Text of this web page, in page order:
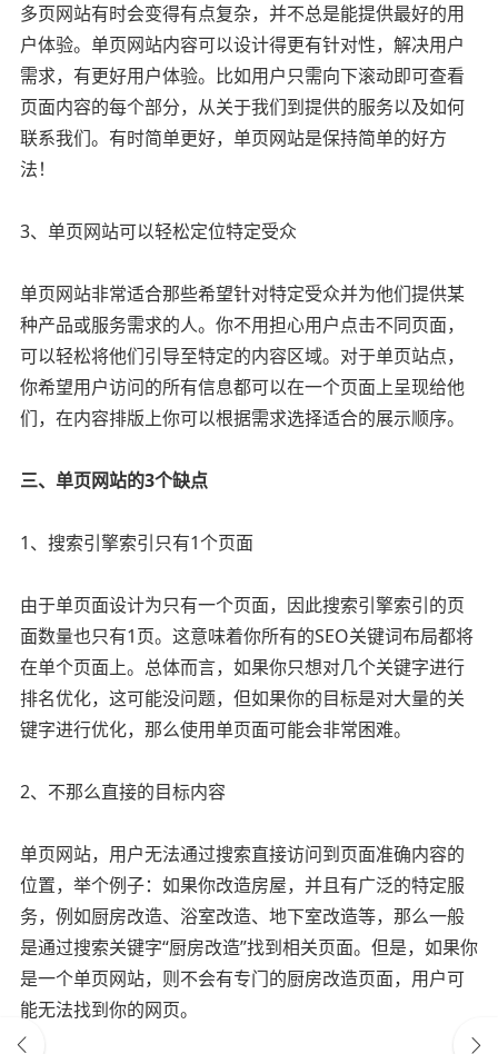
多页网站有时会变得有点复杂，并不总是能提供最好的用
户体验。单页网站内容可以设计得更有针对性，解决用户
需求，有更好用户体验。比如用户只需向下滚动即可查看
页面内容的每个部分，从关于我们到提供的服务以及如何
联系我们。有时简单更好，单页网站是保持简单的好方
法！
3、单页网站可以轻松定位特定受众
单页网站非常适合那些希望针对特定受众并为他们提供某
种产品或服务需求的人。你不用担心用户点击不同页面，
可以轻松将他们引导至特定的内容区域。对于单页站点，
你希望用户访问的所有信息都可以在一个页面上呈现给他
们，在内容排版上你可以根据需求选择适合的展示顺序。
三、单页网站的3个缺点
1、搜索引擎索引只有1个页面
由于单页面设计为只有一个页面，因此搜索引擎索引的页
面数量也只有1页。这意味着你所有的SEO关键词布局都将
在单个页面上。总体而言，如果你只想对几个关键字进行
排名优化，这可能没问题，但如果你的目标是对大量的关
键字进行优化，那么使用单页面可能会非常困难。
2、不那么直接的目标内容
单页网站，用户无法通过搜索直接访问到页面准确内容的
位置，举个例子：如果你改造房屋，并且有广泛的特定服
务，例如厨房改造、浴室改造、地下室改造等，那么一般
是通过搜索关键字“厨房改造”找到相关页面。但是，如果你
是一个单页网站，则不会有专门的厨房改造页面，用户可
能无法找到你的网页。